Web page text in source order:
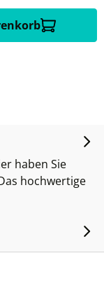
haben Sie
hochwertige